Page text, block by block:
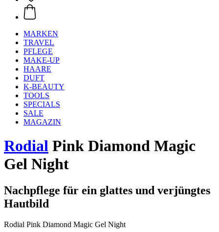
MARKEN
TRAVEL
PFLEGE
MAKE-UP
HAARE
DUFT
K-BEAUTY
TOOLS
SPECIALS
SALE
MAGAZIN
Rodial Pink Diamond Magic
Gel Night
Nachpflege für ein glattes und verjüngtes
Hautbild
Rodial Pink Diamond Magic Gel Night